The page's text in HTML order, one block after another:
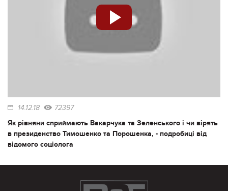
14.12.18 72397
Як рівняни сприймають Вакарчука та Зеленського і чи вірять
в президенство Тимошенко та Порошенка, - подробиці від
відомого соціолога